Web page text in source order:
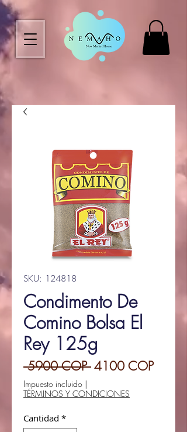
SKU: 124818
Condimento De
Comino Bolsa El
Rey 125g
5900 COP Precio
4100 COPPrecio
Impuesto incluido |
TÉRMINOS Y CONDICIONES
Cantidad *